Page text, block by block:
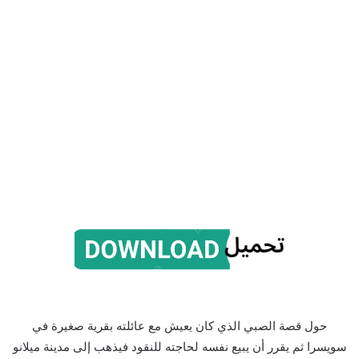
حول قصة الصبي الذي كان يعيش مع عائلته بقرية صغيرة في
سويسرا ثم يقرر أن يبيع نفسه لحاجته للنقود فيذهب إلى مدينة ميلانو